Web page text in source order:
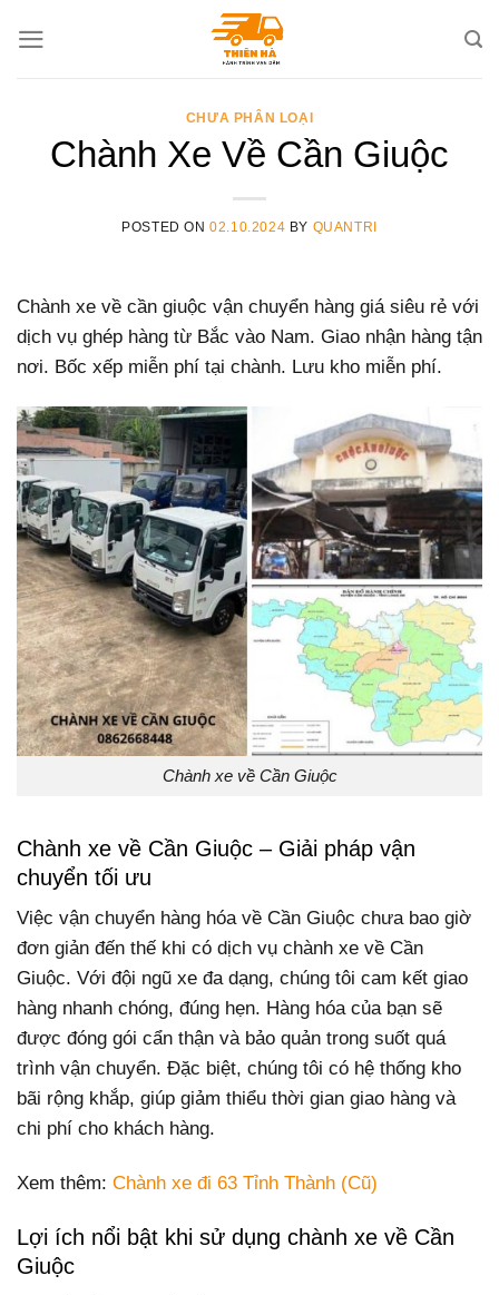
CHƯA PHÂN LOẠI
Chành Xe Về Cần Giuộc
POSTED ON02.10.2024 BY QUANTRI
Chành xe về cần giuộc vận chuyển hàng giá siêu rẻ với
dịch vụ ghép hàng từ Bắc vào Nam. Giao nhận hàng tận
nơi. Bốc xếp miễn phí tại chành. Lưu kho miễn phí.
Chành xe về Cần Giuộc
Chành xe về Cần Giuộc – Giải pháp vận
chuyển tối ưu
Việc vận chuyển hàng hóa về Cần Giuộc chưa bao giờ
đơn giản đến thế khi có dịch vụ chành xe về Cần
Giuộc. Với đội ngũ xe đa dạng, chúng tôi cam kết giao
hàng nhanh chóng, đúng hẹn. Hàng hóa của bạn sẽ
được đóng gói cẩn thận và bảo quản trong suốt quá
trình vận chuyển. Đặc biệt, chúng tôi có hệ thống kho
bãi rộng khắp, giúp giảm thiểu thời gian giao hàng và
chi phí cho khách hàng.
Xem thêm: Chành xe đi 63 Tỉnh Thành (Cũ)
Lợi ích nổi bật khi sử dụng chành xe về Cần
Giuộc